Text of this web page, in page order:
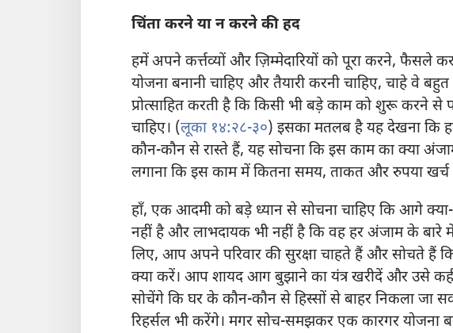
चिंता करने या न करने की हद
हमें अपने कर्त्तव्यों और ज़िम्मेदारियों को पूरा करने,
योजना बनानी चाहिए और तैयारी करनी चाहिए, चाहे वे
प्रोत्साहित करती है कि किसी भी बड़े काम को शुरू करने
चाहिए। (लूका १४:२८-३०) इसका मतलब है यह देखना कि
कौन-कौन से रास्ते हैं, यह सोचना कि इस काम का क्या
लगाना कि इस काम में कितना समय, ताकत और रुपया खर्च
हाँ, एक आदमी को बड़े ध्यान से सोचना चाहिए कि आगे
नहीं है और लाभदायक भी नहीं है कि वह हर अंजाम के
लिए, आप अपने परिवार की सुरक्षा चाहते हैं और सोचते हैं
क्या करें। आप शायद आग बुझाने का यंत्र खरीदें और उसे
सोचेंगे कि घर के कौन-कौन से हिस्सों से बाहर निकला जा
रिहर्सल भी करेंगे। मगर सोच-समझकर एक कारगर योजना